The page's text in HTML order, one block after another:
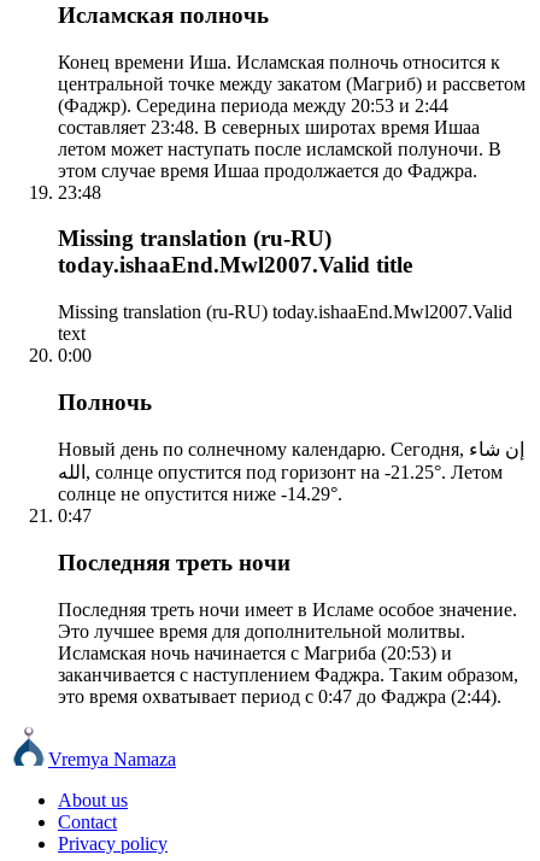
Исламская полночь
Конец времени Иша. Исламская полночь относится к
центральной точке между закатом (Магриб) и рассветом
(Фаджр). Середина периода между 20:53 и 2:44
составляет 23:48. В северных широтах время Ишаа
летом может наступать после исламской полуночи. В
этом случае время Ишаа продолжается до Фаджра.
23:48
Missing translation (ru-RU)
today.ishaaEnd.Mwl2007.Valid title
Missing translation (ru-RU) today.ishaaEnd.Mwl2007.Valid
text
0:00
Полночь
Новый день по солнечному календарю. Сегодня, إن شاء
الله, солнце опустится под горизонт на -21.25°. Летом
солнце не опустится ниже -14.29°.
0:47
Последняя треть ночи
Последняя треть ночи имеет в Исламе особое значение.
Это лучшее время для дополнительной молитвы.
Исламская ночь начинается с Магриба (20:53) и
заканчивается с наступлением Фаджра. Таким образом,
это время охватывает период с 0:47 до Фаджра (2:44).
Vremya Namaza
About us
Contact
Privacy policy